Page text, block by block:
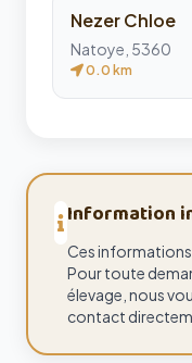
Nezer Chloe
Natoye, 5360
0.0 km
Information
Ces
Pour toute
élevage, nous
contact